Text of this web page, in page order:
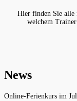
Hier finden Sie alle
welchem
News
Online-Ferienkurs im